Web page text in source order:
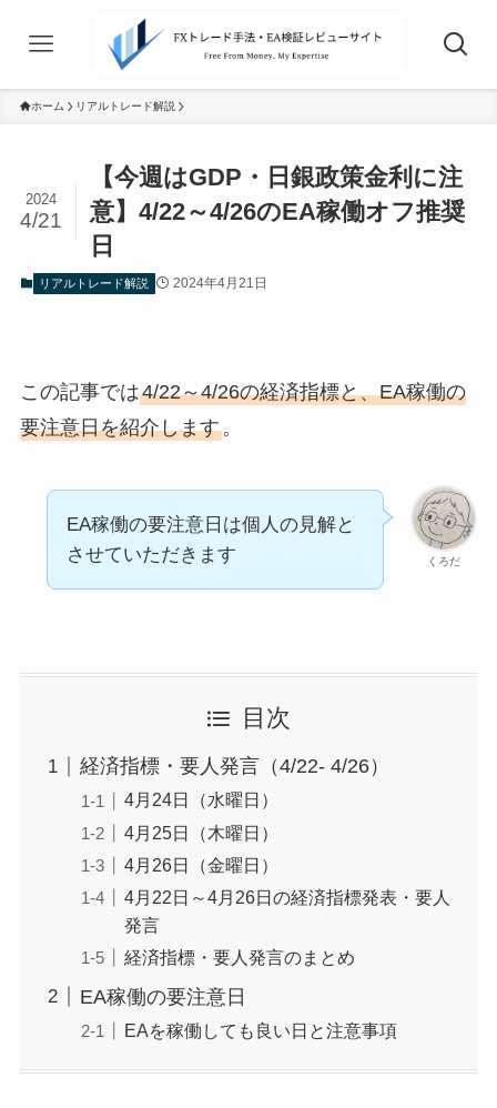
ホーム リアルトレード解説
【今週はGDP・日銀政策金利に注
意】4/22～4/26のEA稼働オフ推奨
日
2024
4/21
リアルトレード解説 2024年4月21日
この記事では4/22～4/26の経済指標と、EA稼働の
要注意日を紹介します。
くろだ
EA稼働の要注意日は個人の見解と
させていただきます
目次
経済指標・要人発言（4/22- 4/26）
4月24日（水曜日）
4月25日（木曜日）
4月26日（金曜日）
4月22日～4月26日の経済指標発表・要人
発言
経済指標・要人発言のまとめ
EA稼働の要注意日
EAを稼働しても良い日と注意事項